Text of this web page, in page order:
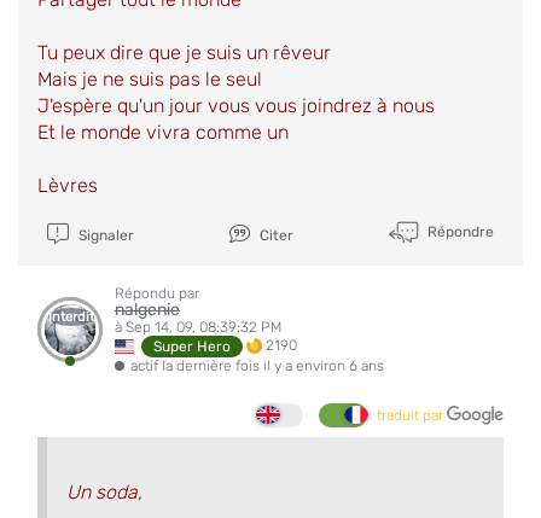
Tu peux dire que je suis un rêveur
Mais je ne suis pas le seul
J'espère qu'un jour vous vous joindrez à nous
Et le monde vivra comme un
Lèvres
Signaler Citer Répondre
Interdit
Répondu par
nalgenie
à Sep 14, 09, 08:39:32 PM
Super Hero
2190
actif la dernière fois il y a environ 6 ans
traduit par
Un soda,